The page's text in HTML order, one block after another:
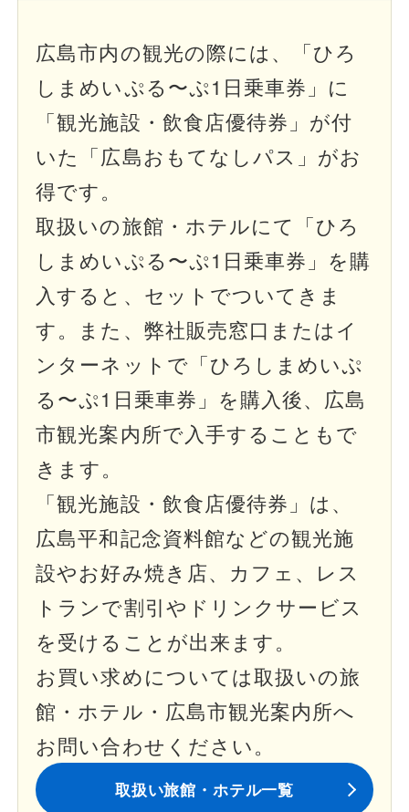
広島市内の観光の際には、「ひろ
しまめいぷる〜ぷ1日乗車券」に
「観光施設・飲食店優待券」が付
いた「広島おもてなしパス」がお
得です。
取扱いの旅館・ホテルにて「ひろ
しまめいぷる〜ぷ1日乗車券」を購
入すると、セットでついてきま
す。また、弊社販売窓口またはイ
ンターネットで「ひろしまめいぷ
る〜ぷ1日乗車券」を購入後、広島
市観光案内所で入手することもで
きます。
「観光施設・飲食店優待券」は、
広島平和記念資料館などの観光施
設やお好み焼き店、カフェ、レス
トランで割引やドリンクサービス
を受けることが出来ます。
お買い求めについては取扱いの旅
館・ホテル・広島市観光案内所へ
お問い合わせください。
取扱い旅館・ホテル一覧